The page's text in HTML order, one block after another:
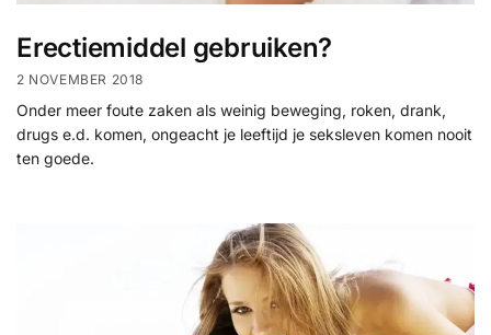
Erectiemiddel gebruiken?
2 NOVEMBER 2018
Onder meer foute zaken als weinig beweging, roken, drank,
drugs e.d. komen, ongeacht je leeftijd je seksleven komen nooit
ten goede.